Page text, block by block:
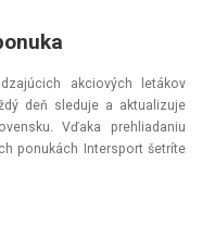
akciových letákov
deň sleduje a aktualizuje
Vďaka prehliadaniu
ponukách Intersport šetríte